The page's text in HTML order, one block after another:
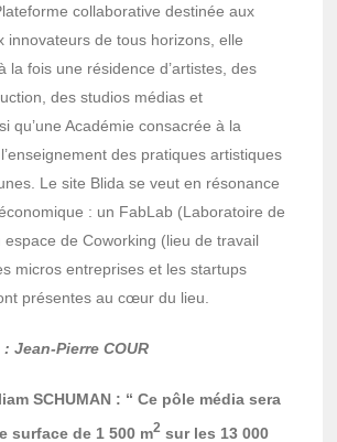
collaborative destinée aux
innovateurs de tous horizons, elle
la fois une résidence d’artistes, des
des studios médias et
qu’une Académie consacrée à la
des pratiques artistiques
Le site Blida se veut en résonance
: un FabLab (Laboratoire de
espace de Coworking (lieu de travail
micros entreprises et les startups
présentes au cœur du lieu.
Jean-Pierre COUR
SCHUMAN : “ Ce pôle média sera
surface de 1 500 m2 sur les 13 000